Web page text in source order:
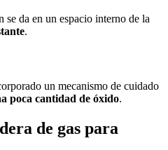
se da en un espacio interno de la
.
un mecanismo de cuidado
poca cantidad de óxido.
de gas para